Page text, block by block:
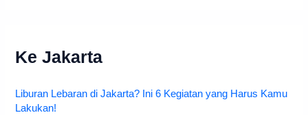
Ke Jakarta
Liburan Lebaran di Jakarta? Ini 6 Kegiatan yang Harus Kamu
Lakukan!